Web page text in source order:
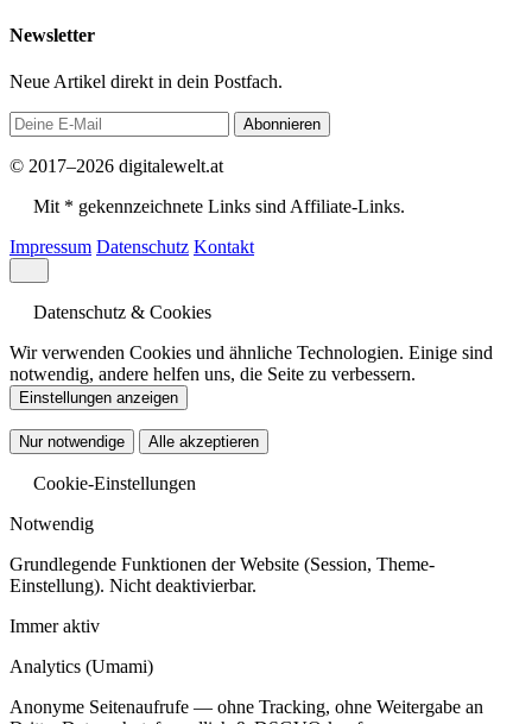
Newsletter
Neue Artikel direkt in dein Postfach.
Abonnieren
© 2017–2026 digitalewelt.at
Mit * gekennzeichnete Links sind Affiliate-Links.
Impressum Datenschutz Kontakt
Datenschutz & Cookies
Wir verwenden Cookies und ähnliche Technologien. Einige sind
notwendig, andere helfen uns, die Seite zu verbessern.
Einstellungen anzeigen
Nur notwendige Alle akzeptieren
Cookie-Einstellungen
Notwendig
Grundlegende Funktionen der Website (Session, Theme-
Einstellung). Nicht deaktivierbar.
Immer aktiv
Analytics (Umami)
Anonyme Seitenaufrufe — ohne Tracking, ohne Weitergabe an